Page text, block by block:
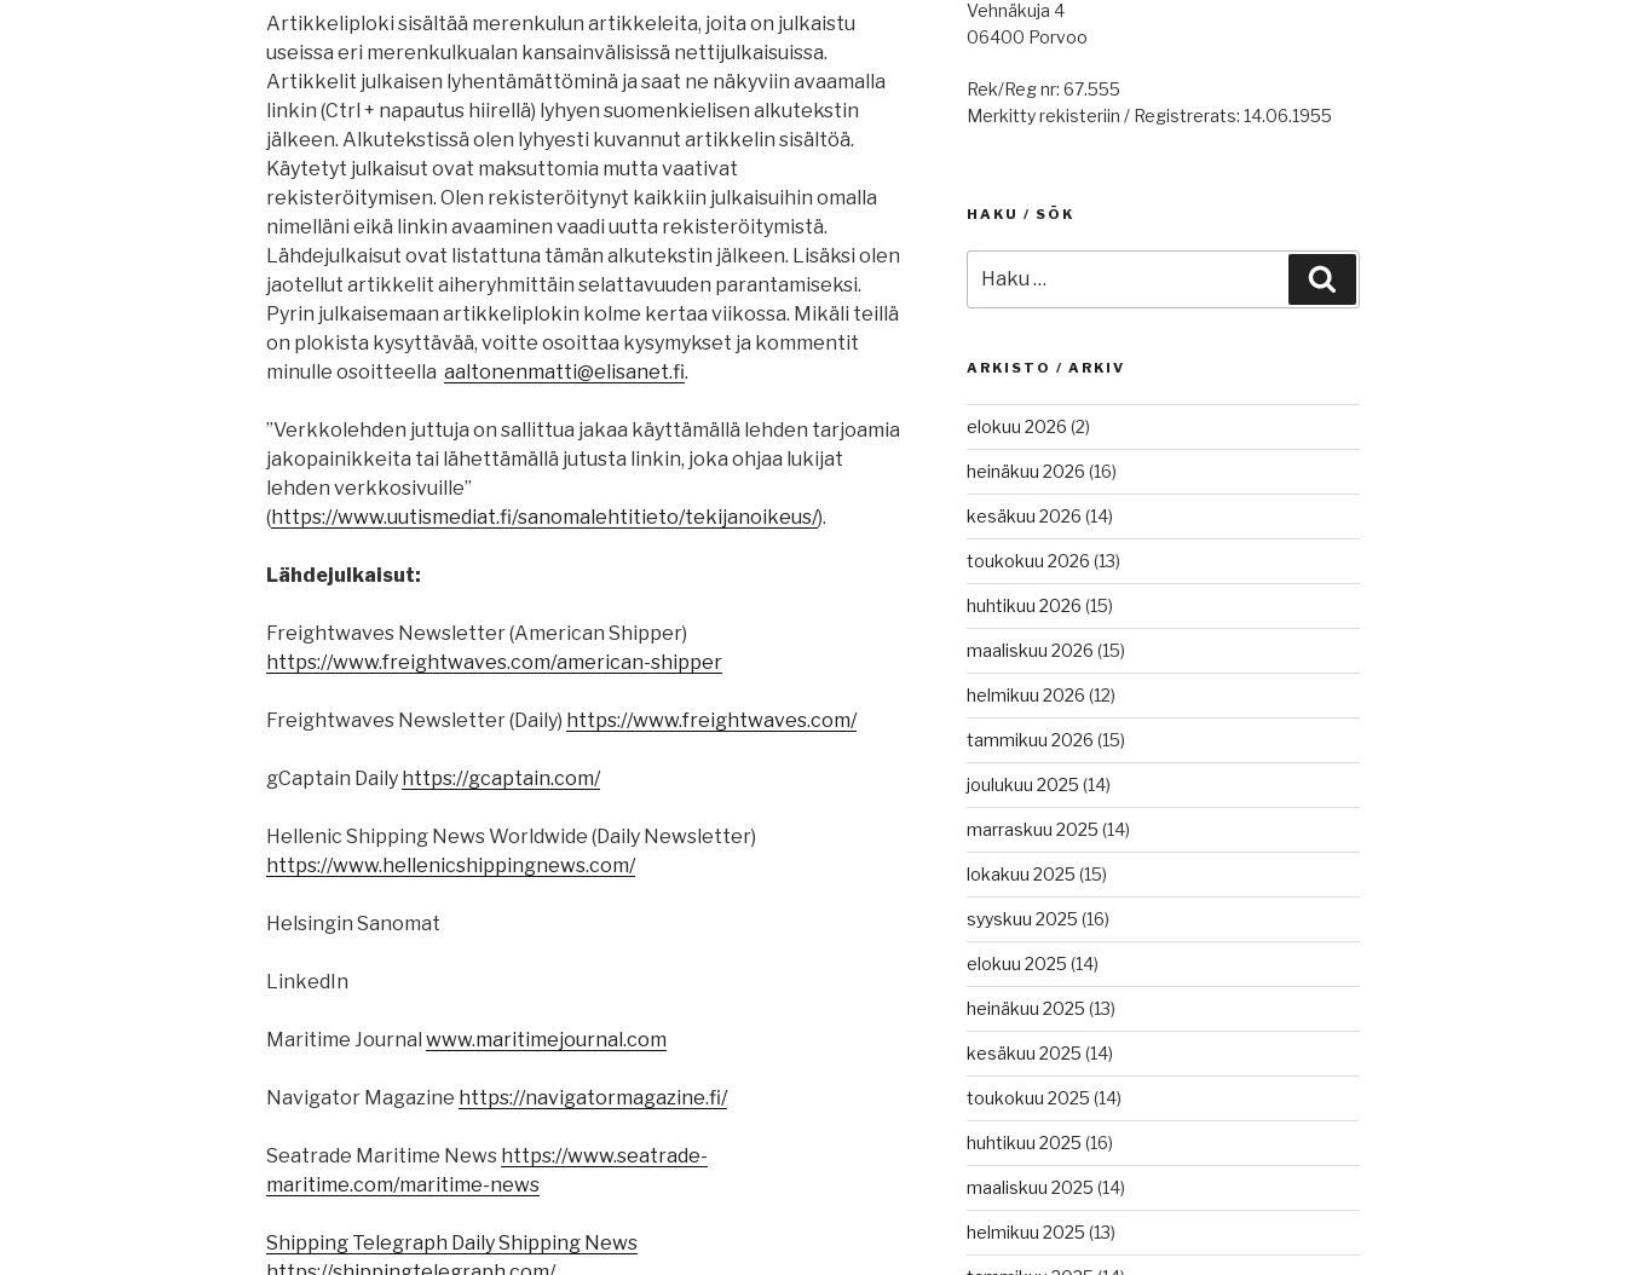
Artikkeliploki sisältää merenkulun artikkeleita, joita on julkaistu
useissa eri merenkulkualan kansainvälisissä nettijulkaisuissa.
Artikkelit julkaisen lyhentämättöminä ja saat ne näkyviin avaamalla
linkin (Ctrl + napautus hiirellä) lyhyen suomenkielisen alkutekstin
jälkeen. Alkutekstissä olen lyhyesti kuvannut artikkelin sisältöä.
Käytetyt julkaisut ovat maksuttomia mutta vaativat
rekisteröitymisen. Olen rekisteröitynyt kaikkiin julkaisuihin omalla
nimelläni eikä linkin avaaminen vaadi uutta rekisteröitymistä.
Lähdejulkaisut ovat listattuna tämän alkutekstin jälkeen. Lisäksi olen
jaotellut artikkelit aiheryhmittäin selattavuuden parantamiseksi.
Pyrin julkaisemaan artikkeliplokin kolme kertaa viikossa. Mikäli teillä
on plokista kysyttävää, voitte osoittaa kysymykset ja kommentit
minulle osoitteella aaltonenmatti@elisanet.fi.
”Verkkolehden juttuja on sallittua jakaa käyttämällä lehden tarjoamia
jakopainikkeita tai lähettämällä jutusta linkin, joka ohjaa lukijat
lehden verkkosivuille”
(https://www.uutismediat.fi/sanomalehtitieto/tekijanoikeus/).
Lähdejulkaisut:
Freightwaves Newsletter (American Shipper)
https://www.freightwaves.com/american-shipper
Freightwaves Newsletter (Daily) https://www.freightwaves.com/
gCaptain Daily https://gcaptain.com/
Hellenic Shipping News Worldwide (Daily Newsletter)
https://www.hellenicshippingnews.com/
Helsingin Sanomat
LinkedIn
Maritime Journal www.maritimejournal.com
Navigator Magazine https://navigatormagazine.fi/
Seatrade Maritime News https://www.seatrade-
maritime.com/maritime-news
Shipping Telegraph Daily Shipping News
Vehnäkuja 4
06400 Porvoo
Rek/Reg nr: 67.555
Merkitty rekisteriin / Registrerats: 14.06.1955
HAKU / SÖK
ARKISTO / ARKIV
elokuu 2026 (2)
heinäkuu 2026 (16)
kesäkuu 2026 (14)
toukokuu 2026 (13)
huhtikuu 2026 (15)
maaliskuu 2026 (15)
helmikuu 2026 (12)
tammikuu 2026 (15)
joulukuu 2025 (14)
marraskuu 2025 (14)
lokakuu 2025 (15)
syyskuu 2025 (16)
elokuu 2025 (14)
heinäkuu 2025 (13)
kesäkuu 2025 (14)
toukokuu 2025 (14)
huhtikuu 2025 (16)
maaliskuu 2025 (14)
helmikuu 2025 (13)